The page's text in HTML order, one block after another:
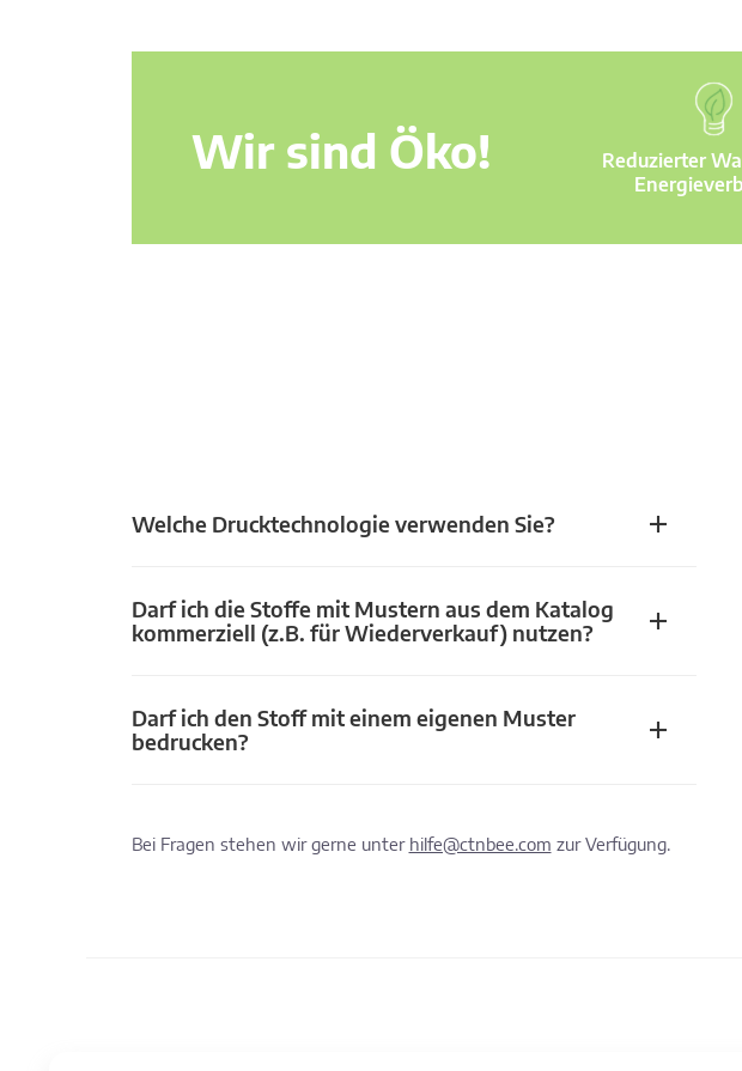
Wir sind Öko!
Reduzierter
Welche Drucktechnologie verwenden Sie?
Darf ich die Stoffe mit Mustern aus dem Katalog
kommerziell (z.B. für Wiederverkauf) nutzen?
Darf ich den Stoff mit einem eigenen Muster
bedrucken?
Bei Fragen stehen wir gerne unter hilfe@ctnbee.com zur Verfügung.